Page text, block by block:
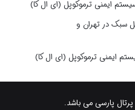
ایمنی ترموکوپل (ای ال کا)
سبک در تهران و
ایمنی ترموکوپل (ای ال کا)
پرتال پارسی می باشد.